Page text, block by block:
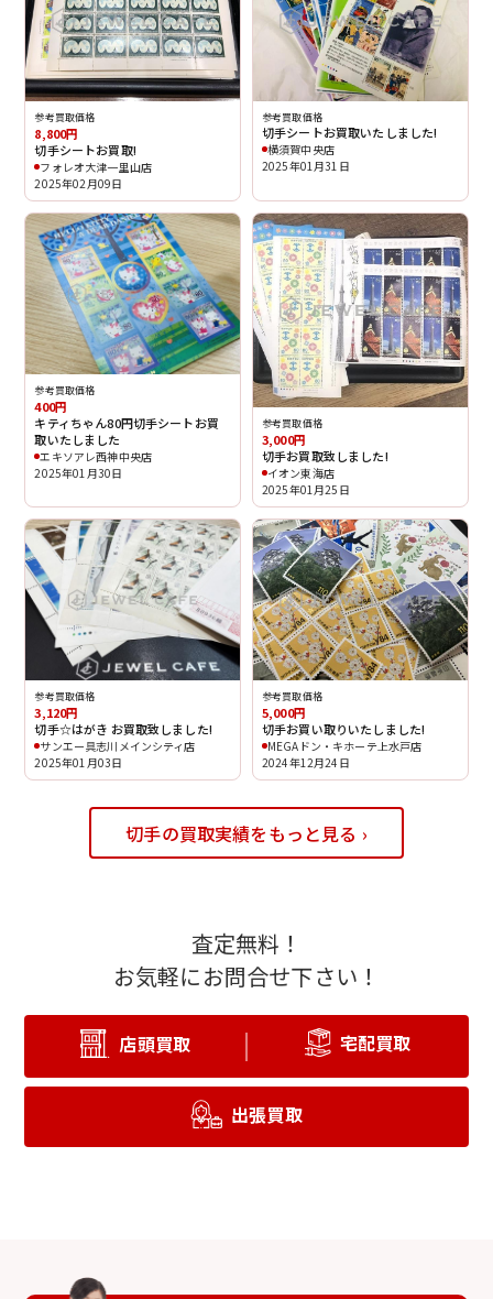
参考買取価格
8,800円
切手シートお買取!
フォレオ大津一里山店
2025年02月09日
参考買取価格
切手シートお買取いたしました!
横須賀中央店
2025年01月31日
参考買取価格
400円
キティちゃん80円切手シートお買
取いたしました
エキソアレ西神中央店
2025年01月30日
参考買取価格
3,000円
切手お買取致しました!
イオン東海店
2025年01月25日
参考買取価格
3,120円
切手☆はがき お買取致しました!
サンエー具志川メインシティ店
2025年01月03日
参考買取価格
5,000円
切手お買い取りいたしました!
MEGAドン・キホーテ上水戸店
2024年12月24日
切手の買取実績をもっと見る ›
査定無料！
お気軽にお問合せ下さい！
店頭買取 宅配買取
出張買取